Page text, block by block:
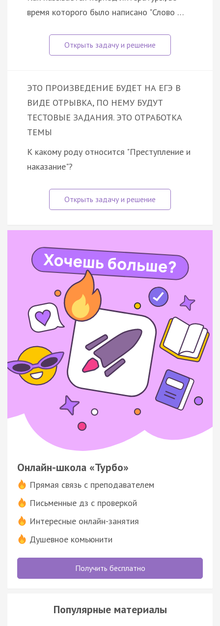
время которого было написано "Слово …
ЭТО ПРОИЗВЕДЕНИЕ БУДЕТ НА ЕГЭ В
ВИДЕ ОТРЫВКА, ПО НЕМУ БУДУТ
ТЕСТОВЫЕ ЗАДАНИЯ. ЭТО ОТРАБОТКА
ТЕМЫ
К какому роду относится "Преступление и
наказание"?
Онлайн-школа «Турбо»
Прямая связь с преподавателем
Письменные дз с проверкой
Интересные онлайн-занятия
Душевное комьюнити
Получить бесплатно
Популярные материалы